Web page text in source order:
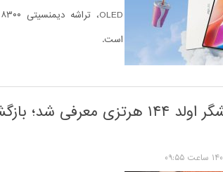
است.
ایسوس پد با نمایشگر اولد ۱۴۴ هرتزی